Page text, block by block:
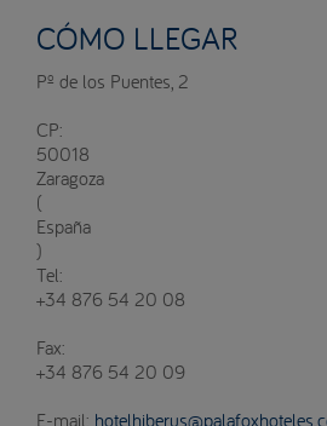
CÓMO LLEGAR
Pº de los Puentes, 2
CP:
50018
Zaragoza
(
España
)
Tel:
+34 876 54 20 08
Fax:
+34 876 54 20 09
E-mail: